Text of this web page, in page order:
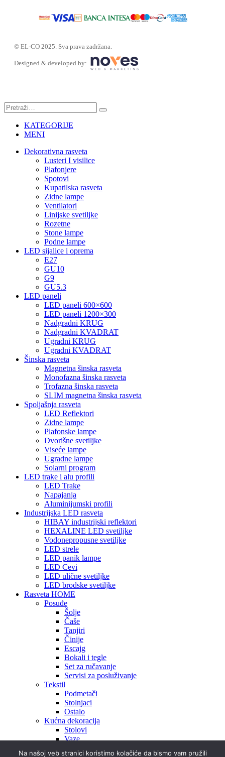
© EL-CO 2025. Sva prava zadržana.
Designed & developed by:
KATEGORIJE
MENI
Dekorativna rasveta
Lusteri I visilice
Plafonjere
Spotovi
Kupatilska rasveta
Zidne lampe
Ventilatori
Linijske svetiljke
Rozetne
Stone lampe
Podne lampe
LED sijalice i oprema
E27
GU10
G9
GU5.3
LED paneli
LED paneli 600×600
LED paneli 1200×300
Nadgradni KRUG
Nadgradni KVADRAT
Ugradni KRUG
Ugradni KVADRAT
Šinska rasveta
Magnetna šinska rasveta
Monofazna šinska rasveta
Trofazna šinska rasveta
SLIM magnetna šinska rasveta
Spoljašnja rasveta
LED Reflektori
Zidne lampe
Plafonske lampe
Dvorišne svetiljke
Viseće lampe
Ugradne lampe
Solarni program
LED trake i alu profili
LED Trake
Napajanja
Aluminijumski profili
Industrijska LED rasveta
HIBAY industrijski reflektori
HEXALINE LED svetiljke
Vodonepropusne svetiljke
LED strele
LED panik lampe
LED Cevi
LED ulične svetiljke
LED brodske svetiljke
Rasveta HOME
Posuđe
Šolje
Čaše
Tanjiri
Činije
Escajg
Bokali i tegle
Set za ručavanje
Servisi za posluživanje
Tekstil
Podmetači
Stolnjaci
Ostalo
Kućna dekoracija
Stolovi
Vaze
Na našoj veb stranici koristimo kolačiće da bismo vam pružili